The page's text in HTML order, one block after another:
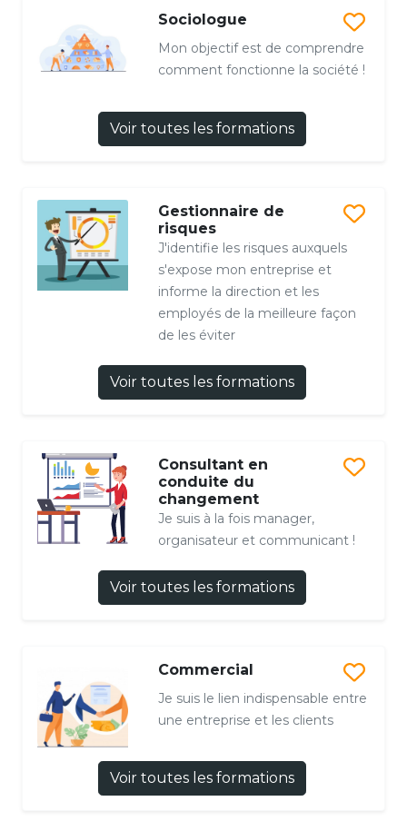
Sociologue
Mon objectif est de comprendre
comment fonctionne la société !
Voir toutes les formations
Gestionnaire de
risques
J'identifie les risques auxquels
s'expose mon entreprise et
informe la direction et les
employés de la meilleure façon
de les éviter
Voir toutes les formations
Consultant en
conduite du
changement
Je suis à la fois manager,
organisateur et communicant !
Voir toutes les formations
Commercial
Je suis le lien indispensable entre
une entreprise et les clients
Voir toutes les formations